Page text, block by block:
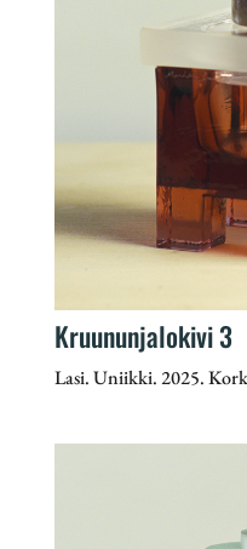
Kruununjalokivi 3
Lasi. Uniikki. 2025.